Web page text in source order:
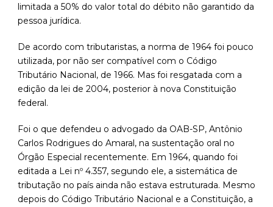
limitada a 50% do valor total do débito não garantido da
pessoa jurídica.
De acordo com tributaristas, a norma de 1964 foi pouco
utilizada, por não ser compatível com o Código
Tributário Nacional, de 1966. Mas foi resgatada com a
edição da lei de 2004, posterior à nova Constituição
federal.
Foi o que defendeu o advogado da OAB-SP, Antônio
Carlos Rodrigues do Amaral, na sustentação oral no
Órgão Especial recentemente. Em 1964, quando foi
editada a Lei nº 4.357, segundo ele, a sistemática de
tributação no país ainda não estava estruturada. Mesmo
depois do Código Tributário Nacional e a Constituição, a